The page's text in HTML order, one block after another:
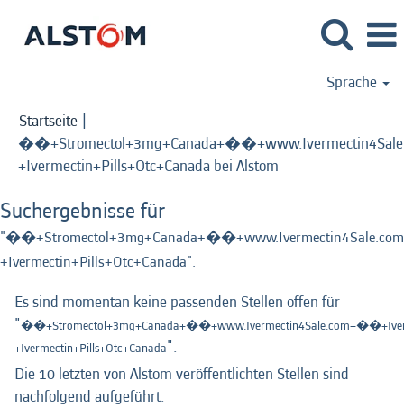
Sprache
Startseite |
+Ivermectin+Pills+Otc+Canada bei Alstom
Suchergebnisse für
+Ivermectin+Pills+Otc+Canada".
Es sind momentan keine passenden Stellen offen für
"
+Ivermectin+Pills+Otc+Canada".
Die 10 letzten von Alstom veröffentlichten Stellen sind
nachfolgend aufgeführt.